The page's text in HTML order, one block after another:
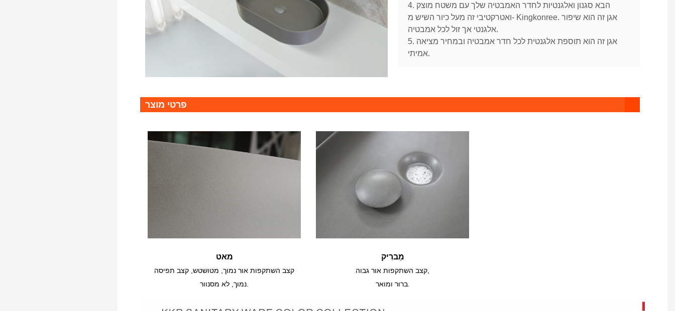
4. הבא סגנון ואלגנטיות לחדר האמבטיה שלך עם משטח מוצק
ואטרקטיבי זה מעל כיור השיש מ- Kingkonree. אגן זה הוא שיפור
אלגנטי אך זול לכל אמבטיה.
5. אגן זה הוא תוספת אלגנטית לכל חדר אמבטיה ובמחיר מציאה
אמיתי.
פרטי מוצר
מאט
קצב השתקפות אור נמוך, מטושטש, קצב תפיסה
מַברִיק
ברור ומואר.